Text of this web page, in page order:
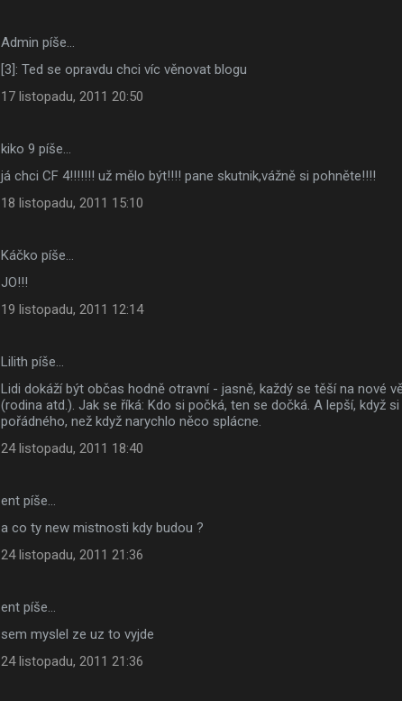
Admin píše…
[3]: Ted se opravdu chci víc věnovat blogu
17 listopadu, 2011 20:50
kiko 9 píše…
já chci CF 4!!!!!!! už mělo být!!!! pane skutnik,vážně si pohněte!!!!
18 listopadu, 2011 15:10
Káčko píše…
JO!!!
19 listopadu, 2011 12:14
Lilith píše…
Lidi dokáží být občas hodně otravní - jasně, každý se těší na nové
(rodina atd.). Jak se říká: Kdo si počká, ten se dočká. A lepší, když
pořádného, než když narychlo něco splácne.
24 listopadu, 2011 18:40
ent píše…
a co ty new mistnosti kdy budou ?
24 listopadu, 2011 21:36
ent píše…
sem myslel ze uz to vyjde
24 listopadu, 2011 21:36